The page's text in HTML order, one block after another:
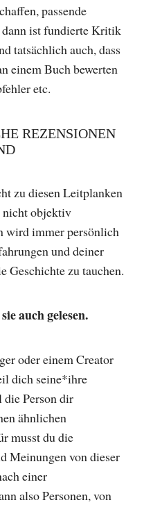
passende
ist fundierte Kritik
tatsächlich auch, dass
einem Buch bewerten
etc.
REZENSIONEN
zu diesen Leitplanken
nicht objektiv
wird immer persönlich
und deiner
Geschichte zu tauchen.
auch gelesen.
oder einem Creator
dich seine*ihre
Person dir
ähnlichen
musst du die
Meinungen von dieser
einer
also Personen, von